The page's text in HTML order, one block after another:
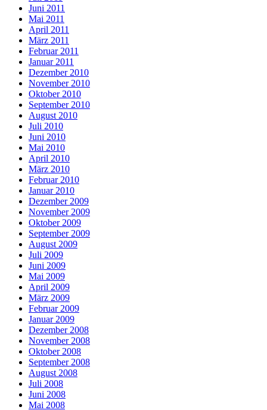
Juni 2011
Mai 2011
April 2011
März 2011
Februar 2011
Januar 2011
Dezember 2010
November 2010
Oktober 2010
September 2010
August 2010
Juli 2010
Juni 2010
Mai 2010
April 2010
März 2010
Februar 2010
Januar 2010
Dezember 2009
November 2009
Oktober 2009
September 2009
August 2009
Juli 2009
Juni 2009
Mai 2009
April 2009
März 2009
Februar 2009
Januar 2009
Dezember 2008
November 2008
Oktober 2008
September 2008
August 2008
Juli 2008
Juni 2008
Mai 2008